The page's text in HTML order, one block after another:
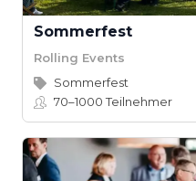
Sommerfest
Rolling Events
Sommerfest
70–1000Teilnehmer